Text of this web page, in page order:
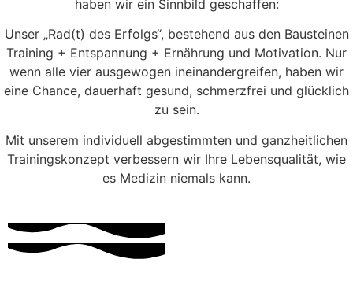
haben wir ein Sinnbild geschaffen:
Unser „Rad(t) des Erfolgs“, bestehend aus den Bausteinen
Training + Entspannung + Ernährung und Motivation. Nur
wenn alle vier ausgewogen ineinandergreifen, haben wir
eine Chance, dauerhaft gesund, schmerzfrei und glücklich
zu sein.
Mit unserem individuell abgestimmten und ganzheitlichen
Trainingskonzept verbessern wir Ihre Lebensqualität, wie
es Medizin niemals kann.